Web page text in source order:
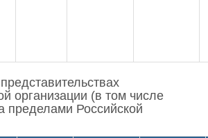
организации (в том числе
пределами Российской